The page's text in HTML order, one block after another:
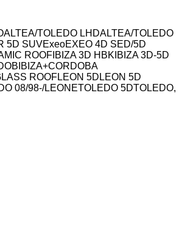
ALTEA/TOLEDO LHDALTEA/TOLEDO
5D SUVExeoEXEO 4D SED/5D
ROOF IBIZA 3D HBK IBIZA 3D-5D
IBIZA+CORDOBA
ROOFLEON 5D LEON 5D
08/98-/LEONETOLEDO 5DTOLEDO,